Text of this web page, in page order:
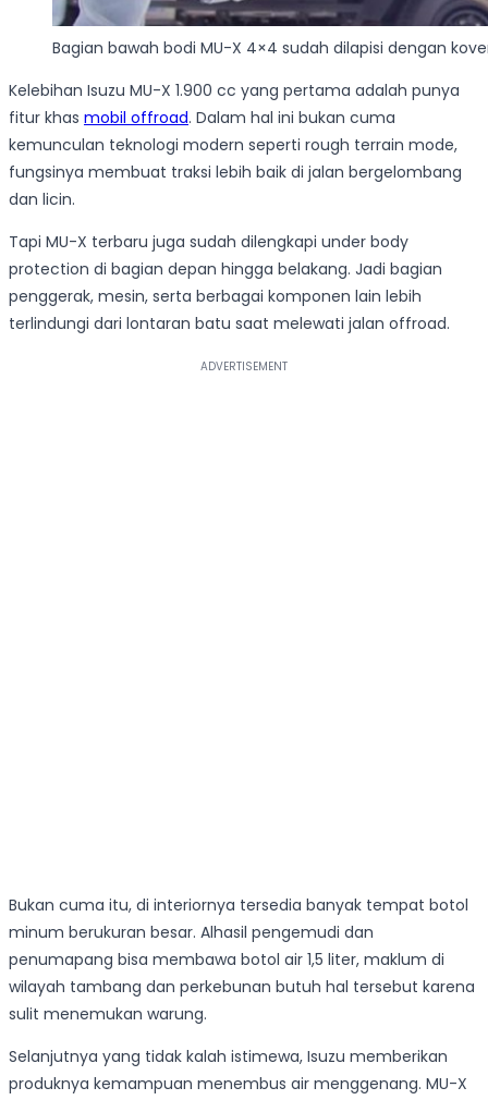
Bagian bawah bodi MU-X 4×4 sudah dilapisi dengan
Kelebihan Isuzu MU-X 1.900 cc yang pertama adalah punya
fitur khas mobil offroad. Dalam hal ini bukan cuma
kemunculan teknologi modern seperti rough terrain mode,
fungsinya membuat traksi lebih baik di jalan bergelombang
dan licin.
Tapi MU-X terbaru juga sudah dilengkapi under body
protection di bagian depan hingga belakang. Jadi bagian
penggerak, mesin, serta berbagai komponen lain lebih
terlindungi dari lontaran batu saat melewati jalan offroad.
Bukan cuma itu, di interiornya tersedia banyak tempat botol
minum berukuran besar. Alhasil pengemudi dan
penumapang bisa membawa botol air 1,5 liter, maklum di
wilayah tambang dan perkebunan butuh hal tersebut karena
sulit menemukan warung.
Selanjutnya yang tidak kalah istimewa, Isuzu memberikan
produknya kemampuan menembus air menggenang. MU-X